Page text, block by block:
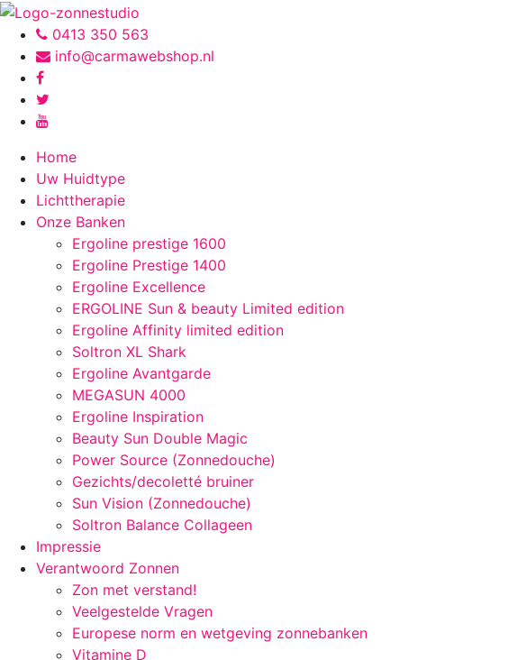
0413 350 563
info@carmawebshop.nl
Home
Uw Huidtype
Lichttherapie
Onze Banken
Ergoline prestige 1600
Ergoline Prestige 1400
Ergoline Excellence
ERGOLINE Sun & beauty Limited edition
Ergoline Affinity limited edition
Soltron XL Shark
Ergoline Avantgarde
MEGASUN 4000
Ergoline Inspiration
Beauty Sun Double Magic
Power Source (Zonnedouche)
Gezichts/decoletté bruiner
Sun Vision (Zonnedouche)
Soltron Balance Collageen
Impressie
Verantwoord Zonnen
Zon met verstand!
Veelgestelde Vragen
Europese norm en wetgeving zonnebanken
Vitamine D